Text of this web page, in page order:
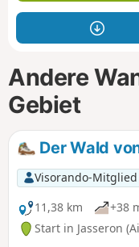
Andere
Gebiet
Der Wald
Visorando-Mitglied
11,38 km
+38
Start in Jasseron